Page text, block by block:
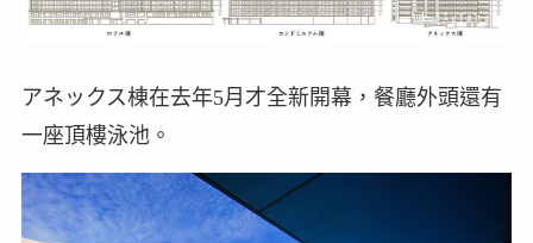
アネックス棟在去年5月才全新開幕，餐廳外頭還有
一座頂樓泳池。